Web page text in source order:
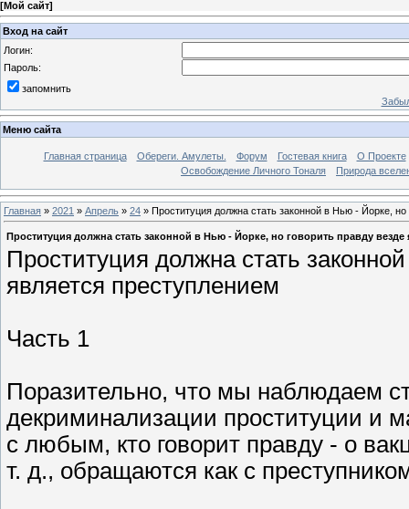
[Мой сайт]
Вход на сайт
Логин:
Пароль:
запомнить
Меню сайта
Главная страница Обереги. Амулеты. Форум Гостевая книга
О Проекте
Освобождение Личного Тоналя
Природа
Главная » 2021 » Апрель » 24 » Проституция должна стать законной в Нью - Йорке,
Проституция должна стать законной в Нью - Йорке, но говорить правду везде
Проституция должна стать
является преступлением
Часть 1
Поразительно, что мы наблюдаем
декриминализации проституции и
с любым, кто говорит правду - о
т. д., обращаются как с